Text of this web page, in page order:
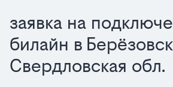
заявка на
билайн в
Свердловская обл.